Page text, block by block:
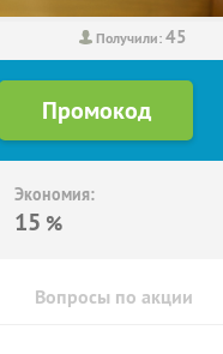
Получили:45
Экономия:
15 %
Вопросы по акции